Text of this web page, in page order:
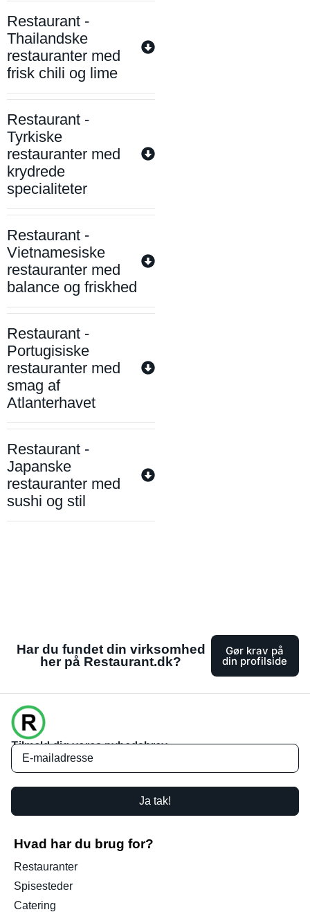
Restaurant -
Thailandske
restauranter med
frisk chili og lime
Restaurant -
Tyrkiske
restauranter med
krydrede
specialiteter
Restaurant -
Vietnamesiske
restauranter med
balance og friskhed
Restaurant -
Portugisiske
restauranter med
smag af
Atlanterhavet
Restaurant -
Japanske
restauranter med
sushi og stil
Har du fundet din virksomhed
her på Restaurant.dk?
Gør krav på
din profilside
Tilmeld dig vores nyhedsbrev
Ja tak!
Hvad har du brug for?
Restauranter
Spisesteder
Catering